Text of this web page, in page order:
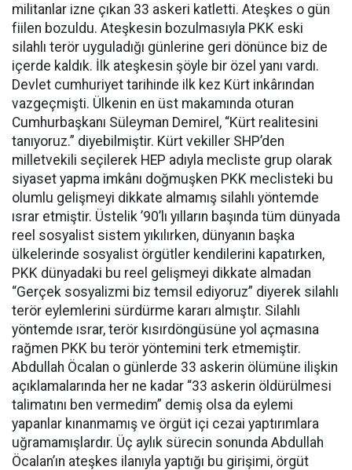
militanlar izne çıkan 33 askeri katletti. Ateşkes o gün
fiilen bozuldu. Ateşkesin bozulmasıyla PKK eski
silahlı terör uyguladığı günlerine geri dönünce biz de
içerde kaldık. İlk ateşkesin şöyle bir özel yanı vardı.
Devlet cumhuriyet tarihinde ilk kez Kürt inkârından
vazgeçmişti. Ülkenin en üst makamında oturan
Cumhurbaşkanı Süleyman Demirel, “Kürt realitesini
tanıyoruz.” diyebilmiştir. Kürt vekiller SHP’den
milletvekili seçilerek HEP adıyla mecliste grup olarak
siyaset yapma imkânı doğmuşken PKK meclisteki bu
olumlu gelişmeyi dikkate almamış silahlı yöntemde
ısrar etmiştir. Üstelik ’90’lı yılların başında tüm dünyada
reel sosyalist sistem yıkılırken, dünyanın başka
ülkelerinde sosyalist örgütler kendilerini kapatırken,
PKK dünyadaki bu reel gelişmeyi dikkate almadan
“Gerçek sosyalizmi biz temsil ediyoruz” diyerek silahlı
terör eylemlerini sürdürme kararı almıştır. Silahlı
yöntemde ısrar, terör kısırdöngüsüne yol açmasına
rağmen PKK bu terör yöntemini terk etmemiştir.
Abdullah Öcalan o günlerde 33 askerin ölümüne ilişkin
açıklamalarında her ne kadar “33 askerin öldürülmesi
talimatını ben vermedim” demiş olsa da eylemi
yapanlar kınanmamış ve örgüt içi cezai yaptırımlara
uğramamışlardır. Üç aylık sürecin sonunda Abdullah
Öcalan’ın ateşkes ilanıyla yaptığı bu girişimi, örgüt